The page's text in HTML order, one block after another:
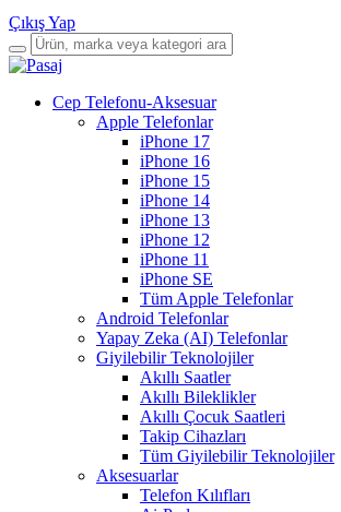
Çıkış Yap
Cep Telefonu-Aksesuar
Apple Telefonlar
iPhone 17
iPhone 16
iPhone 15
iPhone 14
iPhone 13
iPhone 12
iPhone 11
iPhone SE
Tüm Apple Telefonlar
Android Telefonlar
Yapay Zeka (AI) Telefonlar
Giyilebilir Teknolojiler
Akıllı Saatler
Akıllı Bileklikler
Akıllı Çocuk Saatleri
Takip Cihazları
Tüm Giyilebilir Teknolojiler
Aksesuarlar
Telefon Kılıfları